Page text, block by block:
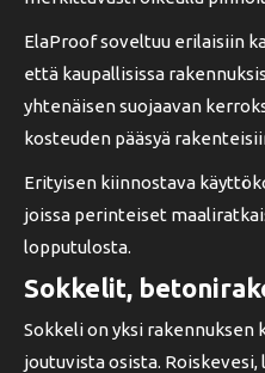
ElaProof soveltuu erilaisiin
että kaupallisissa
yhtenäisen suojaavan
kosteuden pääsyä
Erityisen kiinnostava
joissa perinteiset
lopputulosta.
Sokkelit,
Sokkeli on yksi
joutuvista osista. Roiskevesi,